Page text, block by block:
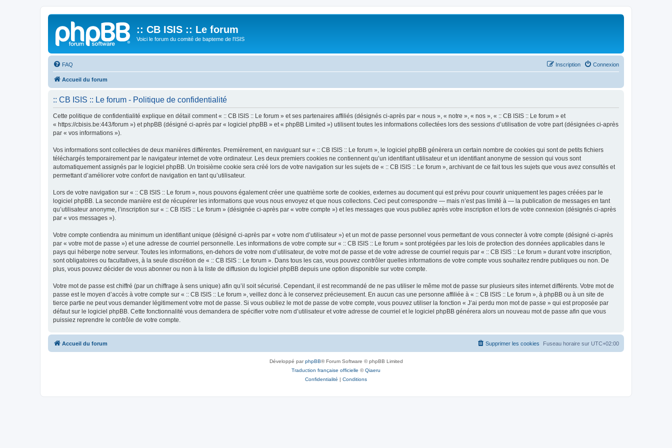
:: CB ISIS :: Le forum
Voici le forum du comité de bapteme de l'ISIS
FAQ Connexion
Inscription
Accueil du forum
:: CB ISIS :: Le forum - Politique de confidentialité
Cette politique de confidentialité explique en détail comment « :: CB ISIS :: Le forum » et ses partenaires affiliés (désignés ci-après par « nous », « notre », « nos », « :: CB ISIS :: Le forum » et
« https://cbisis.be:443/forum ») et phpBB (désigné ci-après par « logiciel phpBB » et « phpBB Limited ») utilisent toutes les informations collectées lors des sessions d’utilisation de votre part (désignées ci-après
par « vos informations »).
Vos informations sont collectées de deux manières différentes. Premièrement, en naviguant sur « :: CB ISIS :: Le forum », le logiciel phpBB génèrera un certain nombre de cookies qui sont de petits fichiers
téléchargés temporairement par le navigateur internet de votre ordinateur. Les deux premiers cookies ne contiennent qu’un identifiant utilisateur et un identifiant anonyme de session qui vous sont
automatiquement assignés par le logiciel phpBB. Un troisième cookie sera créé lors de votre navigation sur les sujets de « :: CB ISIS :: Le forum », archivant de ce fait tous les sujets que vous avez consultés et
permettant d’améliorer votre confort de navigation en tant qu’utilisateur.
Lors de votre navigation sur « :: CB ISIS :: Le forum », nous pouvons également créer une quatrième sorte de cookies, externes au document qui est prévu pour couvrir uniquement les pages créées par le
logiciel phpBB. La seconde manière est de récupérer les informations que vous nous envoyez et que nous collectons. Ceci peut correspondre — mais n’est pas limité à — la publication de messages en tant
qu’utilisateur anonyme, l’inscription sur « :: CB ISIS :: Le forum » (désignée ci-après par « votre compte ») et les messages que vous publiez après votre inscription et lors de votre connexion (désignés ci-après
par « vos messages »).
Votre compte contiendra au minimum un identifiant unique (désigné ci-après par « votre nom d’utilisateur ») et un mot de passe personnel vous permettant de vous connecter à votre compte (désigné ci-après
par « votre mot de passe ») et une adresse de courriel personnelle. Les informations de votre compte sur « :: CB ISIS :: Le forum » sont protégées par les lois de protection des données applicables dans le
pays qui héberge notre serveur. Toutes les informations, en-dehors de votre nom d’utilisateur, de votre mot de passe et de votre adresse de courriel requis par « :: CB ISIS :: Le forum » durant votre inscription,
sont obligatoires ou facultatives, à la seule discrétion de « :: CB ISIS :: Le forum ». Dans tous les cas, vous pouvez contrôler quelles informations de votre compte vous souhaitez rendre publiques ou non. De
plus, vous pouvez décider de vous abonner ou non à la liste de diffusion du logiciel phpBB depuis une option disponible sur votre compte.
Votre mot de passe est chiffré (par un chiffrage à sens unique) afin qu’il soit sécurisé. Cependant, il est recommandé de ne pas utiliser le même mot de passe sur plusieurs sites internet différents. Votre mot de
passe est le moyen d’accès à votre compte sur « :: CB ISIS :: Le forum », veillez donc à le conservez précieusement. En aucun cas une personne affiliée à « :: CB ISIS :: Le forum », à phpBB ou à un site de
tierce partie ne peut vous demander légitimement votre mot de passe. Si vous oubliez le mot de passe de votre compte, vous pouvez utiliser la fonction « J’ai perdu mon mot de passe » qui est proposée par
défaut sur le logiciel phpBB. Cette fonctionnalité vous demandera de spécifier votre nom d’utilisateur et votre adresse de courriel et le logiciel phpBB générera alors un nouveau mot de passe afin que vous
puissiez reprendre le contrôle de votre compte.
Accueil du forum Fuseau horaire sur UTC+02:00
Supprimer les cookies
Développé parphpBB® Forum Software © phpBB Limited
Traduction française officielle ©Qiaeru
Confidentialité | Conditions